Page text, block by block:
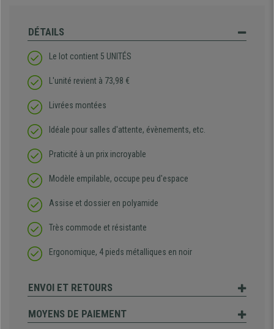
DÉTAILS
Le lot contient 5 UNITÉS
L'unité revient à 73,98 €
Livrées montées
Idéale pour salles d'attente, évènements, etc.
Praticité à un prix incroyable
Modèle empilable, occupe peu d'espace
Assise et dossier en polyamide
Très commode et résistante
Ergonomique, 4 pieds métalliques en noir
ENVOI ET RETOURS
MOYENS DE PAIEMENT